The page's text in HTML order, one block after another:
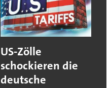
US-Zölle
schockieren die
deutsche